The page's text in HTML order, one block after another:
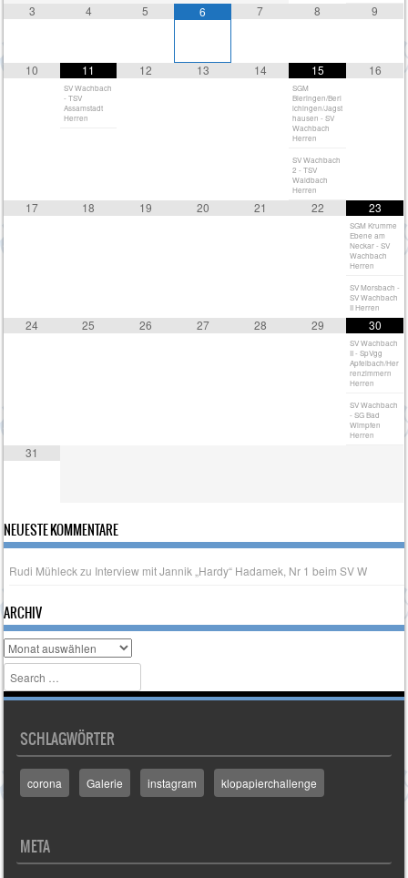
3 4 5 6 7 8 9
10 11
SV Wachbach
- TSV
Assamstadt
Herren
12 13 14 15
SGM
Bieringen/Berl
ichingen/Jagst
hausen - SV
Wachbach
Herren
SV Wachbach
2 - TSV
Waldbach
Herren
16
17 18 19 20 21 22 23
SGM Krumme
Ebene am
Neckar - SV
Wachbach
Herren
SV Morsbach -
SV Wachbach
II Herren
24 25 26 27 28 29 30
SV Wachbach
II - SpVgg
Apfelbach/Her
renzimmern
Herren
SV Wachbach
- SG Bad
Wimpfen
Herren
31
NEUESTE KOMMENTARE
Rudi Mühleck zu Interview mit Jannik „Hardy“ Hadamek, Nr 1 beim SV W
ARCHIV
Archiv
Search
SCHLAGWÖRTER
corona Galerie instagram klopapierchallenge
META